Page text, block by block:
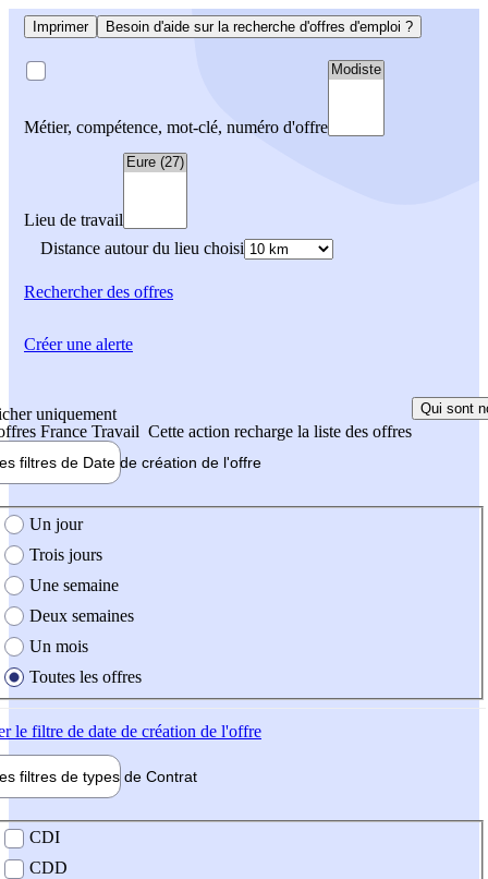
Imprimer Besoin d'aide sur la recherche d'offres d'emploi ?
Métier, compétence, mot-clé, numéro d'offre
Lieu de travail
Distance autour du lieu choisi
Rechercherdes offres
uniquement
France Travail Cette action recharge la liste des offres
Qui sont
filtres de Date de création de l'offre
création de l'offre
Un jour
Trois jours
Une semaine
Deux semaines
Un mois
Toutes les offres
le filtre de date de création de l'offre
filtres de types de Contrat
contrat
CDI
CDD
Créer une alerte